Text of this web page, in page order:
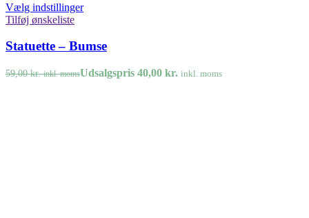
Vælg indstillinger
Tilføj ønskeliste
Statuette – Bumse
59,00kr. inkl. momsUdsalgspris 40,00 kr. inkl. moms